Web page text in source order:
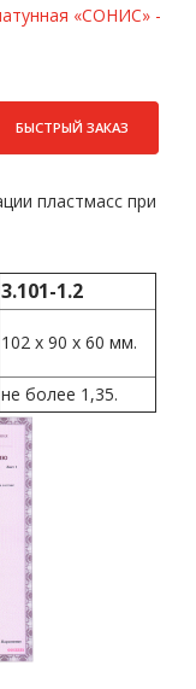
«СОНИС» -
БЫСТРЫЙ ЗАКАЗ
пластмасс при
3.101-1.2
102 х 90 х 60 мм.
не более 1,35.